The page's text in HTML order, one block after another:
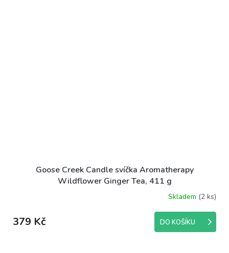
Goose Creek Candle svíčka Aromatherapy
Wildflower Ginger Tea, 411 g
Skladem (2 ks)
379 Kč DO KOŠÍKU